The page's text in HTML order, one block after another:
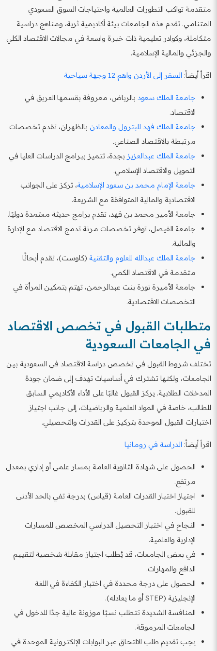
متقدمة تواكب التطورات العالمية واحتياجات السوق السعودي
المتنامي. تقدم هذه الجامعات بيئة أكاديمية ثرية، ومناهج دراسية
متكاملة، وكوادر تعليمية ذات خبرة واسعة في مجالات الاقتصاد الكلي
والجزئي والمالية الإسلامية.
اقرأ أيضاً: السفر إلى الأردن واهم 12 وجهة سياحية
جامعة الملك سعود بالرياض، معروفة بقسمها العريق في
الاقتصاد.
جامعة الملك فهد للبترول والمعادن بالظهران، تقدم تخصصات
مرتبطة بالاقتصاد الصناعي.
جامعة الملك عبدالعزيز بجدة، تتميز ببرامج الدراسات العليا في
التمويل والاقتصاد الإسلامي.
جامعة الإمام محمد بن سعود الإسلامية، تركز على الجوانب
الاقتصادية والمالية المتوافقة مع الشريعة.
جامعة الأمير محمد بن فهد، تقدم برامج حديثة معتمدة دوليًا.
جامعة الفيصل، توفر تخصصات مرنة تدمج الاقتصاد مع الإدارة
والمالية.
جامعة الملك عبدالله للعلوم والتقنية (كاوست)، تقدم أبحاثًا
متقدمة في الاقتصاد الكمي.
جامعة الأميرة نورة بنت عبدالرحمن، تهتم بتمكين المرأة في
التخصصات الاقتصادية.
متطلبات القبول في تخصص الاقتصاد
في الجامعات السعودية
تختلف شروط القبول في تخصص دراسة الاقتصاد في السعودية بين
الجامعات، ولكنها تشترك في أساسيات تهدف إلى ضمان جودة
المدخلات الطلابية. يركز القبول غالبًا على الأداء الأكاديمي السابق
للطالب، خاصة في المواد العلمية والرياضيات، إلى جانب اجتياز
اختبارات القبول الموحدة بتركيز على القدرات والتحصيلي.
اقرأ أيضاً: الدراسة في رومانيا
الحصول على شهادة الثانوية العامة بمسار علمي أو إداري بمعدل
مرتفع.
اجتياز اختبار القدرات العامة (قياس) بدرجة تفي بالحد الأدنى
للقبول.
النجاح في اختبار التحصيل الدراسي المخصص للمسارات
الإدارية والعلمية.
في بعض الجامعات، قد يُطلب اجتياز مقابلة شخصية لتقييم
الدافع والمهارات.
الحصول على درجة محددة في اختبار الكفاءة في اللغة
الإنجليزية (STEP أو ما يعادله).
المنافسة الشديدة تتطلب نسبًا موزونة عالية جدًا للدخول في
الجامعات المرموقة.
يجب تقديم طلب الالتحاق عبر البوابات الإلكترونية الموحدة في